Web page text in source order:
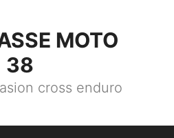
MOTO
38
cross enduro